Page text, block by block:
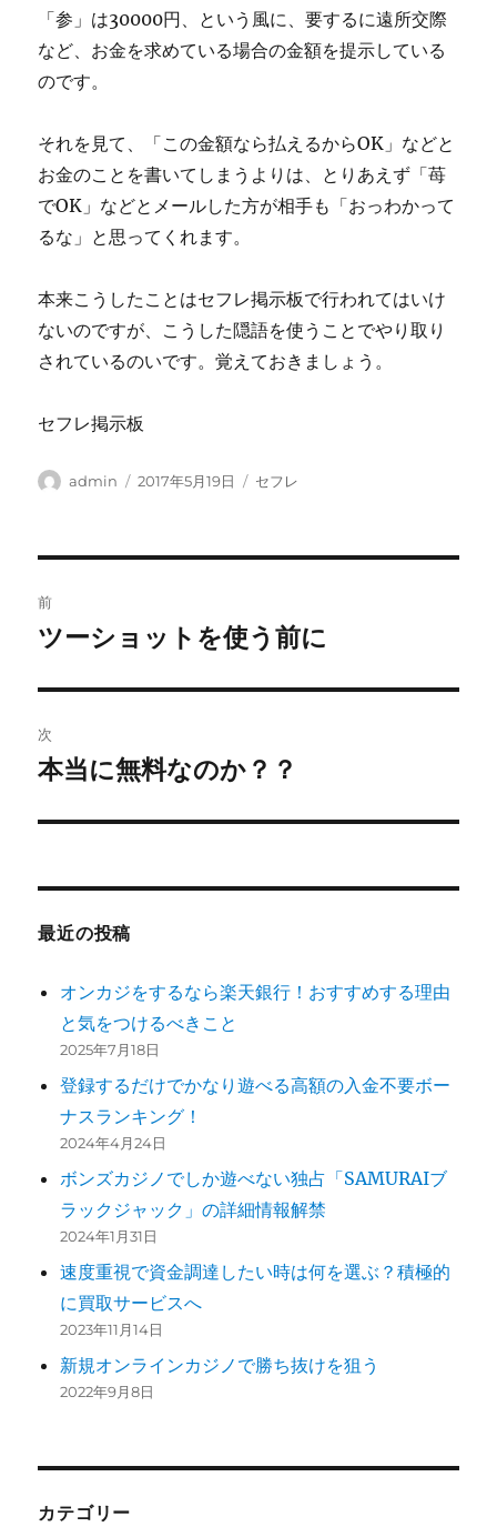
「参」は30000円、という風に、要するに遠所交際
など、お金を求めている場合の金額を提示している
のです。
それを見て、「この金額なら払えるからOK」などと
お金のことを書いてしまうよりは、とりあえず「苺
でOK」などとメールした方が相手も「おっわかって
るな」と思ってくれます。
本来こうしたことはセフレ掲示板で行われてはいけ
ないのですが、こうした隠語を使うことでやり取り
されているのいです。覚えておきましょう。
セフレ掲示板
投
admin
投
2017年5月19日
カ
セフレ
稿
ビ
ゲ
ー
前
前
投
稿:
ツーショットを使う前に
次
次
投
本当に無料なのか？？
最近の投稿
オンカジをするなら楽天銀行！おすすめする理由
と気をつけるべきこと
2025年7月18日
登録するだけでかなり遊べる高額の入金不要ボー
ナスランキング！
2024年4月24日
ボンズカジノでしか遊べない独占「SAMURAIブ
ラックジャック」の詳細情報解禁
2024年1月31日
速度重視で資金調達したい時は何を選ぶ？積極的
に買取サービスへ
2023年11月14日
新規オンラインカジノで勝ち抜けを狙う
2022年9月8日
カテゴリー